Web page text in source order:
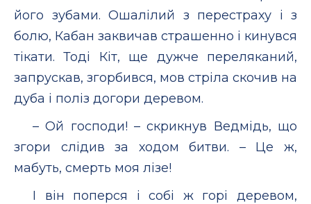
його зубами. Ошалілий з перестраху і з
болю, Кабан заквичав страшенно і кинувся
тікати. Тоді Кіт, ще дужче переляканий,
запрускав, згорбився, мов стріла скочив на
дуба і поліз догори деревом.
– Ой господи! – скрикнув Ведмідь, що
згори слідив за ходом битви. – Це ж,
мабуть, смерть моя лізе!
І він поперся і собі ж горі деревом,